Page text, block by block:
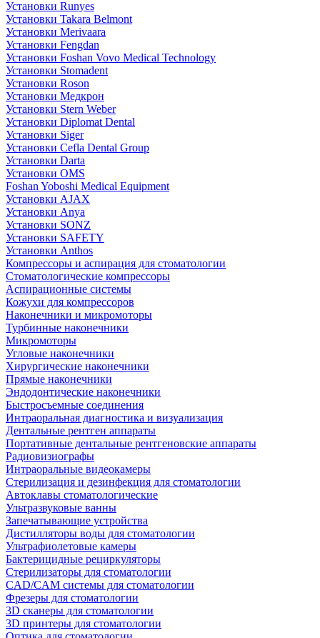
Установки Runyes
Установки Takara Belmont
Установки Merivaara
Установки Fengdan
Установки Foshan Vovo Medical Technology
Установки Stomadent
Установки Roson
Установки Медкрон
Установки Stern Weber
Установки Diplomat Dental
Установки Siger
Установки Cefla Dental Group
Установки Darta
Установки OMS
Foshan Yoboshi Medical Equipment
Установки AJAX
Установки Anya
Установки SONZ
Установки SAFETY
Установки Anthos
Компрессоры и аспирация для стоматологии
Стоматологические компрессоры
Аспирационные системы
Кожухи для компрессоров
Наконечники и микромоторы
Турбинные наконечники
Микромоторы
Угловые наконечники
Хирургические наконечники
Прямые наконечники
Эндодонтические наконечники
Быстросъемные соединения
Интраоральная диагностика и визуализация
Дентальные рентген аппараты
Портативные дентальные рентгеновские аппараты
Радиовизиографы
Интраоральные видеокамеры
Стерилизация и дезинфекция для стоматологии
Автоклавы стоматологические
Ультразвуковые ванны
Запечатывающие устройства
Дистилляторы воды для стоматологии
Ультрафиолетовые камеры
Бактерицидные рециркуляторы
Стерилизаторы для стоматологии
CAD/CAM системы для стоматологии
Фрезеры для стоматологии
3D cканеры для стоматологии
3D принтеры для стоматологии